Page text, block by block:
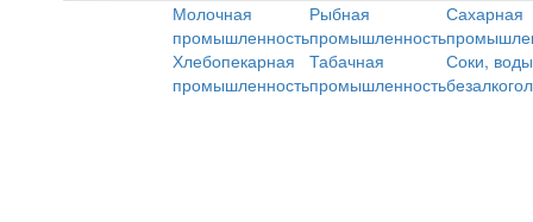
Молочная
промышленность
Рыбная
промышленность
Сахарная
Хлебопекарная
промышленность
Табачная
промышленность
Соки,